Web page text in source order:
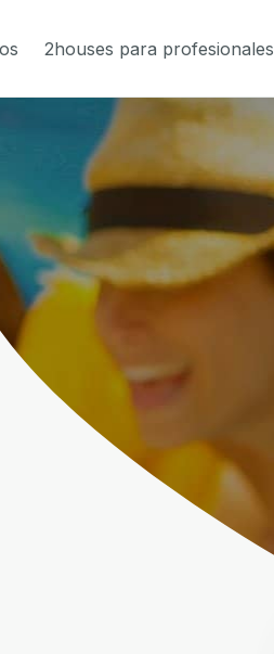
2houses para profesionales